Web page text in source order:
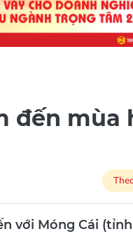
đến mùa
với Móng Cái